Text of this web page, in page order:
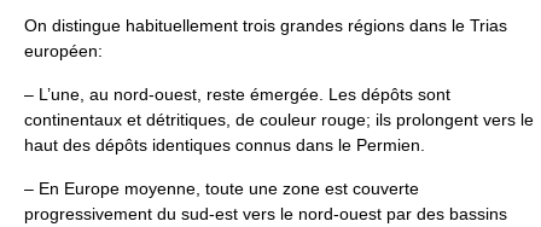
On distingue habituellement trois grandes régions dans le Trias
européen:
– L’une, au nord-ouest, reste émergée. Les dépôts sont
continentaux et détritiques, de couleur rouge; ils prolongent vers le
haut des dépôts identiques connus dans le Permien.
– En Europe moyenne, toute une zone est couverte
progressivement du sud-est vers le nord-ouest par des bassins